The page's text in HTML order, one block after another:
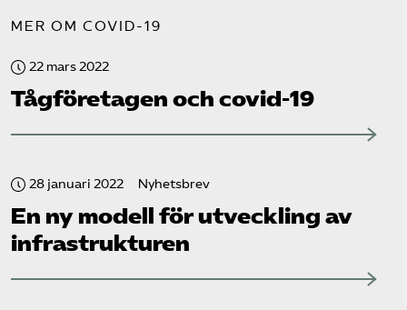
MER OM COVID-19
22 mars 2022
Tåg­företagen och covid-19
28 januari 2022 Nyhetsbrev
En ny modell för utveckling av
infrastrukturen